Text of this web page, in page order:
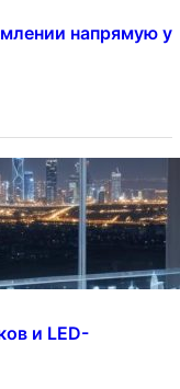
напрямую у
и LED-